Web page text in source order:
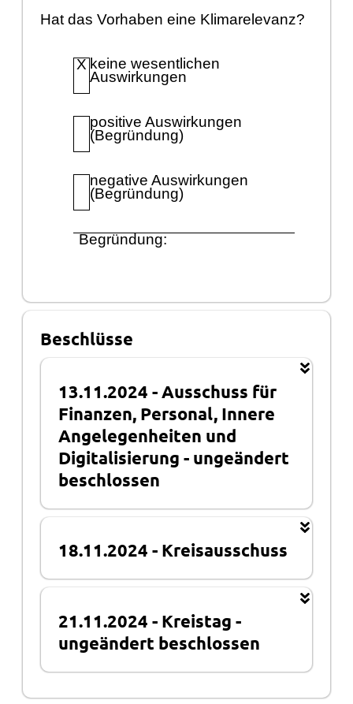
Hat das Vorhaben eine Klimarelevanz?
X keine wesentlichen
Auswirkungen
positive Auswirkungen
(Begründung)
negative Auswirkungen
(Begründung)
Begründung:
Beschlüsse
13.11.2024 -Ausschuss für
Finanzen, Personal, Innere
Angelegenheiten und
Digitalisierung - ungeändert
beschlossen
18.11.2024 - Kreisausschuss
21.11.2024 - Kreistag -
ungeändert beschlossen